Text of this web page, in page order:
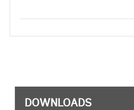
DOWNLOADS